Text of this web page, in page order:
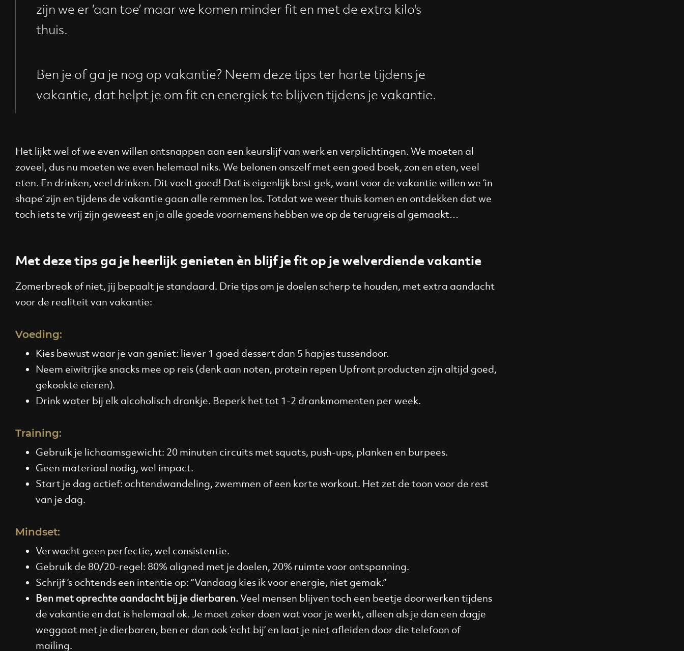
zijn we er ‘aan toe’ maar we komen minder fit en met de extra kilo's
thuis.
Ben je of ga je nog op vakantie? Neem deze tips ter harte tijdens je
vakantie, dat helpt je om fit en energiek te blijven tijdens je vakantie.
Het lijkt wel of we even willen ontsnappen aan een keurslijf van werk en verplichtingen. We moeten al
zoveel, dus nu moeten we even helemaal niks. We belonen onszelf met een goed boek, zon en eten, veel
eten. En drinken, veel drinken. Dit voelt goed! Dat is eigenlijk best gek, want voor de vakantie willen we ‘in
shape’ zijn en tijdens de vakantie gaan alle remmen los. Totdat we weer thuis komen en ontdekken dat we
toch iets te vrij zijn geweest en ja alle goede voornemens hebben we op de terugreis al gemaakt…
Met deze tips ga je heerlijk genieten èn blijf je fit op je welverdiende vakantie
Zomerbreak of niet, jij bepaalt je standaard. Drie tips om je doelen scherp te houden, met extra aandacht
voor de realiteit van vakantie:
Voeding:
Kies bewust waar je van geniet: liever 1 goed dessert dan 5 hapjes tussendoor.
Neem eiwitrijke snacks mee op reis (denk aan noten, protein repen Upfront producten zijn altijd goed,
gekookte eieren).
Drink water bij elk alcoholisch drankje. Beperk het tot 1-2 drankmomenten per week.
Training:
Gebruik je lichaamsgewicht: 20 minuten circuits met squats, push-ups, planken en burpees.
Geen materiaal nodig, wel impact.
Start je dag actief: ochtendwandeling, zwemmen of een korte workout. Het zet de toon voor de rest
van je dag.
Mindset:
Verwacht geen perfectie, wel consistentie.
Gebruik de 80/20-regel: 80% aligned met je doelen, 20% ruimte voor ontspanning.
Schrijf ’s ochtends een intentie op: “Vandaag kies ik voor energie, niet gemak.”
Ben met oprechte aandacht bij je dierbaren.Veel mensen blijven toch een beetje doorwerken tijdens
de vakantie en dat is helemaal ok. Je moet zeker doen wat voor je werkt, alleen als je dan een dagje
weggaat met je dierbaren, ben er dan ook ‘echt bij’ en laat je niet afleiden door die telefoon of
mailing.